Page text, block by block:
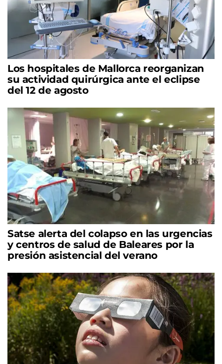
Los hospitales de Mallorca reorganizan
su actividad quirúrgica ante el eclipse
del 12 de agosto
Satse alerta del colapso en las urgencias
y centros de salud de Baleares por la
presión asistencial del verano